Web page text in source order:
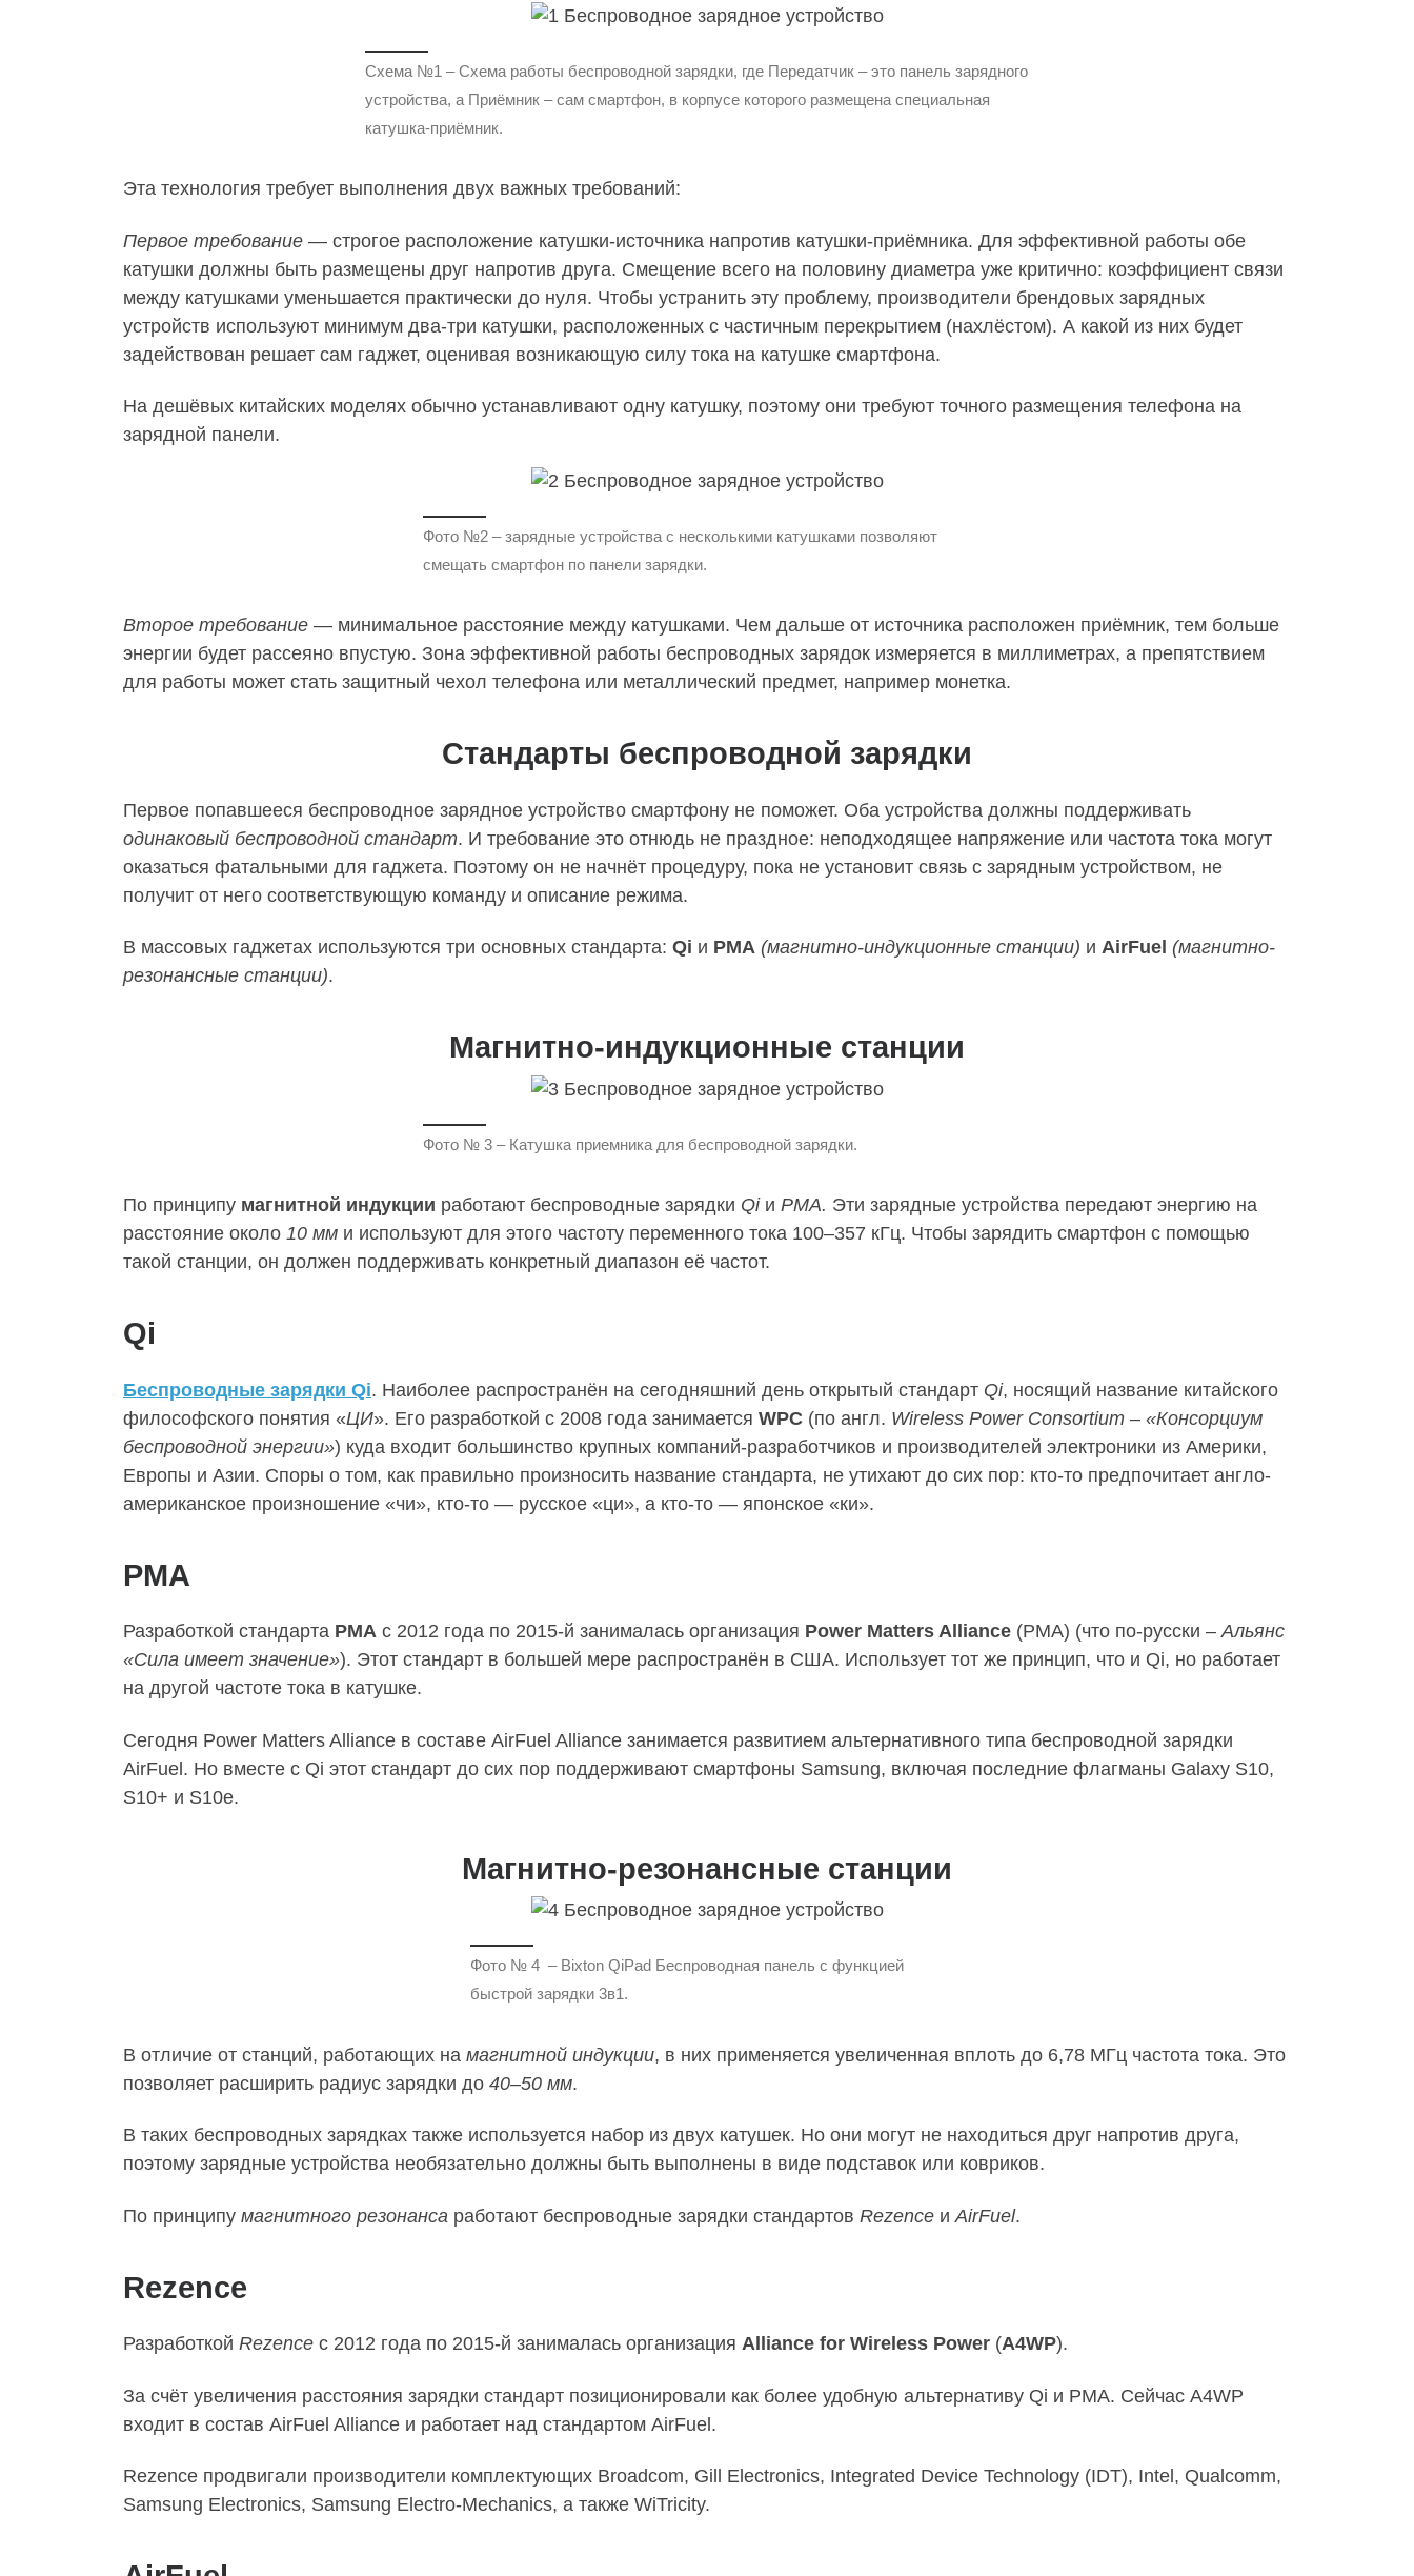
Схема №1 – Схема работы беспроводной зарядки, где Передатчик – это панель зарядного
устройства, а Приёмник – сам смартфон, в корпусе которого размещена специальная
катушка-приёмник.
Эта технология требует выполнения двух важных требований:
Первое требование — строгое расположение катушки-источника напротив катушки-приёмника. Для эффективной работы обе
катушки должны быть размещены друг напротив друга. Смещение всего на половину диаметра уже критично: коэффициент связи
между катушками уменьшается практически до нуля. Чтобы устранить эту проблему, производители брендовых зарядных
устройств используют минимум два-три катушки, расположенных с частичным перекрытием (нахлёстом). А какой из них будет
задействован решает сам гаджет, оценивая возникающую силу тока на катушке смартфона.
На дешёвых китайских моделях обычно устанавливают одну катушку, поэтому они требуют точного размещения телефона на
зарядной панели.
Фото №2 – зарядные устройства с несколькими катушками позволяют
смещать смартфон по панели зарядки.
Второе требование — минимальное расстояние между катушками. Чем дальше от источника расположен приёмник, тем больше
энергии будет рассеяно впустую. Зона эффективной работы беспроводных зарядок измеряется в миллиметрах, а препятствием
для работы может стать защитный чехол телефона или металлический предмет, например монетка.
Стандарты беспроводной зарядки
Первое попавшееся беспроводное зарядное устройство смартфону не поможет. Оба устройства должны поддерживать
одинаковый беспроводной стандарт. И требование это отнюдь не праздное: неподходящее напряжение или частота тока могут
оказаться фатальными для гаджета. Поэтому он не начнёт процедуру, пока не установит связь с зарядным устройством, не
получит от него соответствующую команду и описание режима.
В массовых гаджетах используются три основных стандарта: Qi и PMA (магнитно-индукционные станции) и AirFuel (магнитно-
резонансные станции).
Магнитно-индукционные станции
Фото № 3 – Катушка приемника для беспроводной зарядки.
По принципу магнитной индукции работают беспроводные зарядки Qiи PMA. Эти зарядные устройства передают энергию на
расстояние около 10 мм и используют для этого частоту переменного тока 100–357 кГц. Чтобы зарядить смартфон с помощью
такой станции, он должен поддерживать конкретный диапазон её частот.
Qi
Беспроводные зарядки Qi. Наиболее распространён на сегодняшний день открытый стандарт Qi, носящий название китайского
философского понятия «ЦИ». Его разработкой с 2008 года занимается WPC (по англ. Wireless Power Consortium – «Консорциум
беспроводной энергии») куда входит большинство крупных компаний-разработчиков и производителей электроники из Америки,
Европы и Азии. Споры о том, как правильно произносить название стандарта, не утихают до сих пор: кто-то предпочитает англо-
американское произношение «чи», кто-то — русское «ци», а кто-то — японское «ки».
PMA
Разработкой стандарта PMA с 2012 года по 2015-й занималась организация Power Matters Alliance (PMA) (что по-русски –Альянс
«Сила имеет значение»). Этот стандарт в большей мере распространён в США. Использует тот же принцип, что и Qi, но работает
на другой частоте тока в катушке.
Сегодня Power Matters Alliance в составе AirFuel Alliance занимается развитием альтернативного типа беспроводной зарядки
AirFuel. Но вместе с Qi этот стандарт до сих пор поддерживают смартфоны Samsung, включая последние флагманы Galaxy S10,
S10+ и S10e.
Магнитно-резонансные станции
Фото № 4 – Bixton QiPad Беспроводная панель с функцией
быстрой зарядки 3в1.
В отличие от станций, работающих на магнитной индукции, в них применяется увеличенная вплоть до 6,78 МГц частота тока. Это
позволяет расширить радиус зарядки до 40–50 мм.
В таких беспроводных зарядках также используется набор из двух катушек. Но они могут не находиться друг напротив друга,
поэтому зарядные устройства необязательно должны быть выполнены в виде подставок или ковриков.
По принципу магнитного резонанса работают беспроводные зарядки стандартов Rezence и AirFuel.
Rezence
Разработкой Rezence с 2012 года по 2015-й занималась организация Alliance for Wireless Power (A4WP).
За счёт увеличения расстояния зарядки стандарт позиционировали как более удобную альтернативу Qi и PMA. Сейчас A4WP
входит в состав AirFuel Alliance и работает над стандартом AirFuel.
Rezence продвигали производители комплектующих Broadcom, Gill Electronics, Integrated Device Technology (IDT), Intel, Qualcomm,
Samsung Electronics, Samsung Electro-Mechanics, а также WiTricity.